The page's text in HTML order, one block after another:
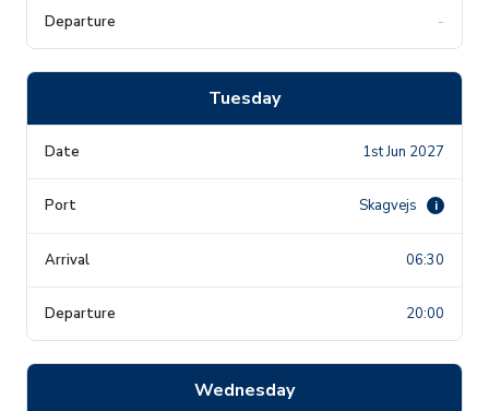
-
Tuesday
1st Jun 2027
Skagvejs i
06:30
20:00
Wednesday